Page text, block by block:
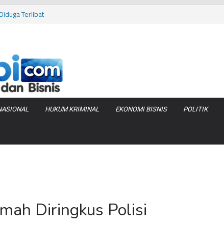
Terlibat
Jadi Rp
Zenix di
HUKUM KRIMINAL EKONOMI BISNIS POLITIK
Diringkus Polisi